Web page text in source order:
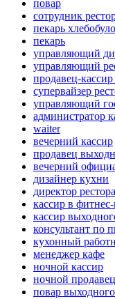
повар
сотрудник
пекарь
пекарь
управляющий
управляющий
продавец-
супервайзер
управляющий
администратор
waiter
вечерний кассир
продавец
вечерний
дизайнер кухни
директор
кассир в
кассир
консультант по
кухонный
менеджер кафе
ночной кассир
ночной продавец
повар